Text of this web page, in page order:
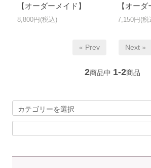
【オーダーメイド】
8,800円(税込)
【オーダ
7,150円(税
« Prev Next »
2商品中 1-2商品